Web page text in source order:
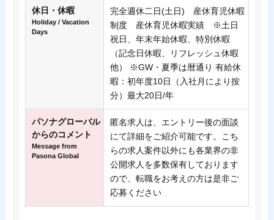
休日・休暇
Holiday / Vacation
Days
完全週休二日(土日) 産休育児休暇
制度 産休育児休暇実績 ※土日
祝日、年末年始休暇、特別休暇
（記念日休暇、リフレッシュ休暇
他） ※GW・夏季は暦通り 有給休
暇：初年度10日（入社月により按
分）最大20日/年
パソナグローバル
からのコメント
Message from
Pasona Global
匿名求人は、エントリー後の面談
にて詳細をご紹介可能です。こち
らの求人案件以外にも各業界の非
公開求人を多数保有しております
ので、転職をお考えの方は是非ご
応募ください